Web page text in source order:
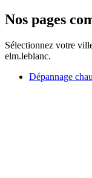
Nos pages
Sélectionnez votre
elm.leblanc.
Dépannage